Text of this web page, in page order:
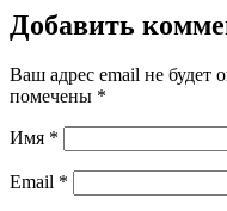
Добавить
Ваш адрес email не будет
помечены *
Имя *
Email *